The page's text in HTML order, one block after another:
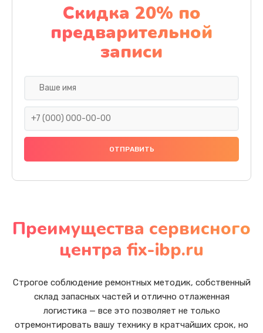
Скидка 20% по
предварительной
записи
Преимущества сервисного
центра fix-ibp.ru
Строгое соблюдение ремонтных методик, собственный
склад запасных частей и отлично отлаженная
логистика — все это позволяет не только
отремонтировать вашу технику в кратчайших срок, но